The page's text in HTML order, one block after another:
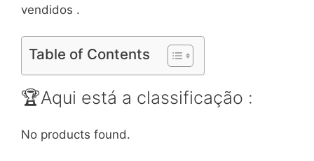
vendidos .
Table of Contents
🏆Aqui está a classificação :
No products found.